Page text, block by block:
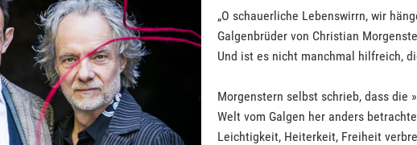
„O schauerliche Lebenswirrn, wir
Galgenbrüder von Christian
Und ist es nicht manchmal hilfreich,
Morgenstern selbst schrieb, dass die
Welt vom Galgen her anders
Leichtigkeit, Heiterkeit, Freiheit